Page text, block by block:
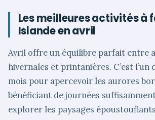
Les meilleures activités à
Islande en avril
Avril offre un équilibre parfait entre
hivernales et printanières. C’est l’un
mois pour apercevoir les aurores
bénéficiant de journées
explorer les paysages